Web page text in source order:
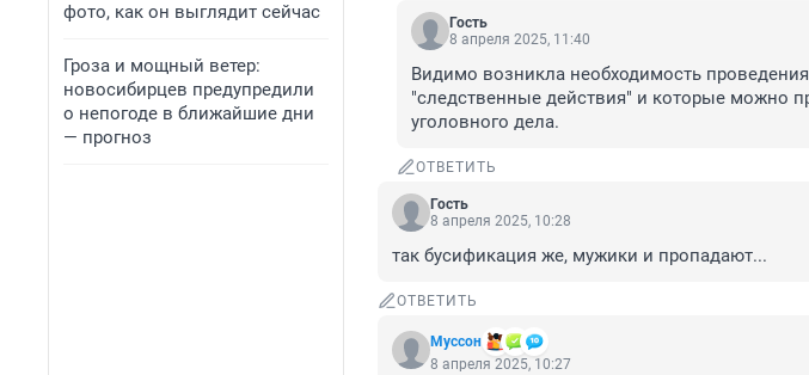
фото, как он выглядит сейчас
Гроза и мощный ветер:
новосибирцев предупредили
о непогоде в ближайшие дни
— прогноз
Гость
8 апреля 2025, 11:40
Видимо возникла необходимость
"следственные действия" и которые можно
уголовного дела.
ОТВЕТИТЬ
Гость
8 апреля 2025, 10:28
так бусификация же, мужики и пропадают...
ОТВЕТИТЬ
Муссон
8 апреля 2025, 10:27